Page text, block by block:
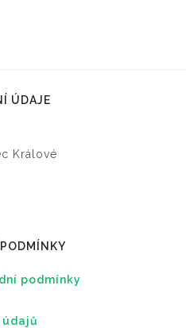
ÚDAJE
Králové
podmínky
údajů